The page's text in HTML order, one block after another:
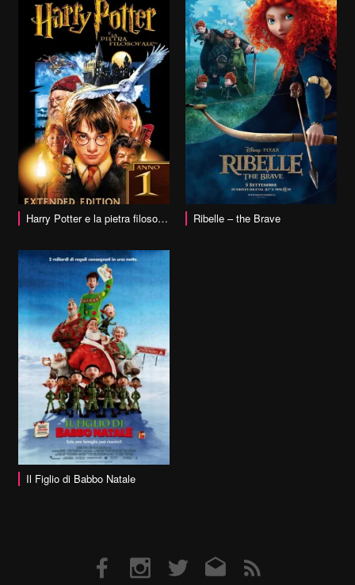
Harry Potter e la pietra filosofale
vai alla scheda Ribelle – the Brave
Il Figlio di Babbo Natale